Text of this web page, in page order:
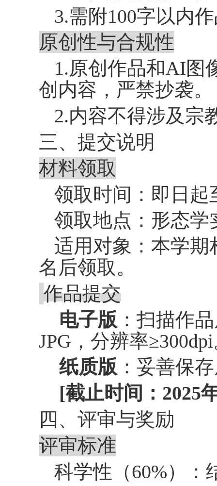
3.需附100字以内
原创性与合规性
1.原创 作品和AI图
创内容，严禁抄袭。
2.内容不得涉及宗
三、提交说明
材料领取
领取时间：即日起
领取地点：形态学
适用对象：本学期
名后领取。
作品提交
电子版 ：扫描作
JPG ，分辨率≥300dpi
纸质版 ：妥善保
[截止时间： 2025
四、评审与奖励
评审标准
科学性（60%）：